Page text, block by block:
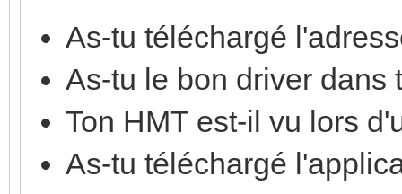
As-tu téléchargé
As-tu le bon driver dans
Ton HMT est-il vu lors
As-tu téléchargé